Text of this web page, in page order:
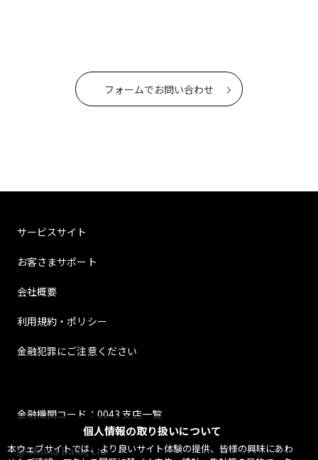
個人情報の取り扱いについて
本ウェブサイトでは、より良いサイト体験の提供、皆様の興味にあわ
フォームでお問い合わせ
サービスサイト
お客さまサポート
会社概要
利用規約・ポリシー
金融犯罪にご注意ください
金融機関コード：0043 支店一覧
@ Minna Bank, Ltd.